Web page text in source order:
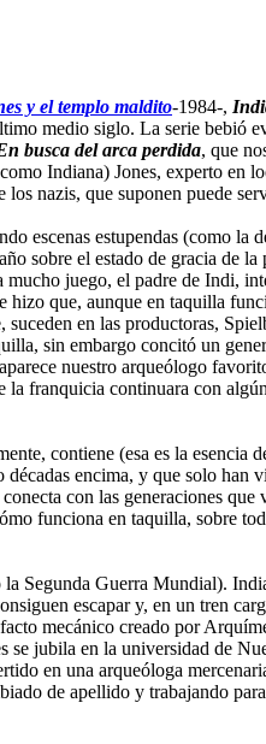
y el templo maldito-1984-,
medio siglo. La serie bebió
busca del arca perdida, que
Indiana) Jones, experto en
nazis, que suponen puede
escenas estupendas (como la
sobre el estado de gracia de
mucho juego, el padre de Indi,
que, aunque en taquilla
en las productoras,
sin embargo concitó un
nuestro arqueólogo
franquicia continuara con
contiene (esa es la esencia
encima, y que solo
con las generaciones
funciona en taquilla, sobre
Segunda Guerra Mundial).
escapar y, en un tren
mecánico creado por
jubila en la universidad de
en una arqueóloga
de apellido y trabajando